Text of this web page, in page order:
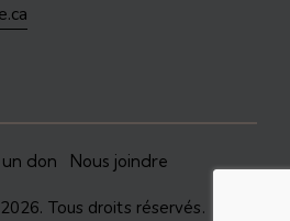
un don Nous joindre
Tous droits réservés.